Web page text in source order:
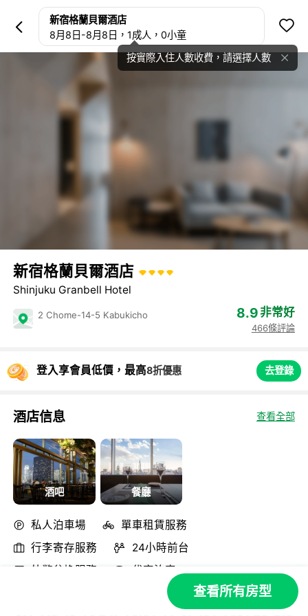
新宿格蘭貝爾酒店

新宿格蘭貝爾酒店
8月8日 -8月8日 ，1成人 ，0小童
按實際入住人數收費，請選擇人數


設施 評價
新宿格蘭貝爾酒店
Shinjuku Granbell Hotel
2 Chome-14-5 Kabukicho 8.9 非常好
466條評論
登入享會員低價，最高8折優惠 去登錄
酒店信息 查看全部
酒吧 餐廳
私人泊車場
單車租賃服務
行李寄存服務
24小時前台
外幣兌換服務
代客泊車
GRANBELLHOTEL創立於2006年，其基本理念是"一傢俱
有城市風格的酒店，讓聚集在這座城市的每個人都感到滿
查看所有房型